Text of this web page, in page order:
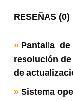
RESEÑAS (0)
» Pantalla de
resolución de
de
» Sistema